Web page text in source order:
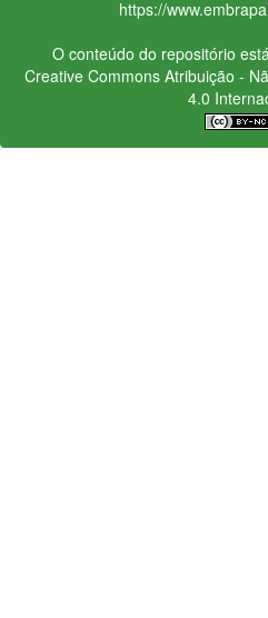
https://
O conteúdo do repositório
Creative CommonsAtribuição -
4.0